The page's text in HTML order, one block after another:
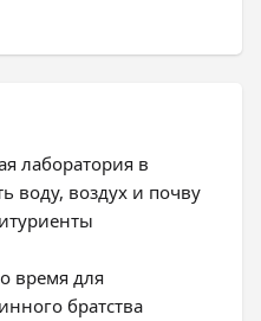
лаборатория в
воду, воздух и почву
время для
братства